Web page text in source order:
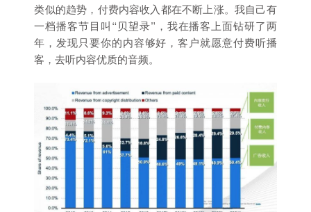
类似的趋势，付费内容收入都在不断上涨。我自己有
一档播客节目叫“贝望录”，我在播客上面钻研了两
年，发现只要你的内容够好，客户就愿意付费听播
客，去听内容优质的音频。